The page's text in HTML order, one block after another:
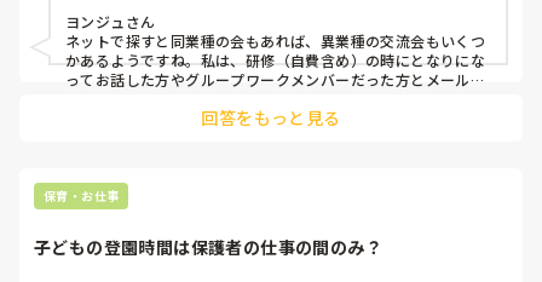
保育方針も一
育。子どもた
ヨンジュさん
ネットで探すと同業種の会もあれば、異業種の交流会もいくつ
かあるようですね。私は、研修（自費含め）の時にとなりにな
ってお話した方やグループワークメンバーだった方とメールの
回答をもっと見る
保育・お仕事
子どもの登園時間は保護者の仕事の間のみ？